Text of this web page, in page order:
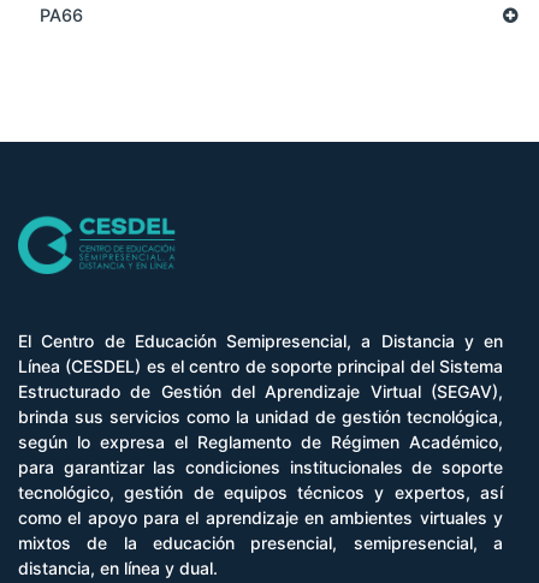
PA66
El Centro de Educación Semipresencial, a Distancia y en
Línea (CESDEL) es el centro de soporte principal del Sistema
Estructurado de Gestión del Aprendizaje Virtual (SEGAV),
brinda sus servicios como la unidad de gestión tecnológica,
según lo expresa el Reglamento de Régimen Académico,
para garantizar las condiciones institucionales de soporte
tecnológico, gestión de equipos técnicos y expertos, así
como el apoyo para el aprendizaje en ambientes virtuales y
mixtos de la educación presencial, semipresencial, a
distancia, en línea y dual.